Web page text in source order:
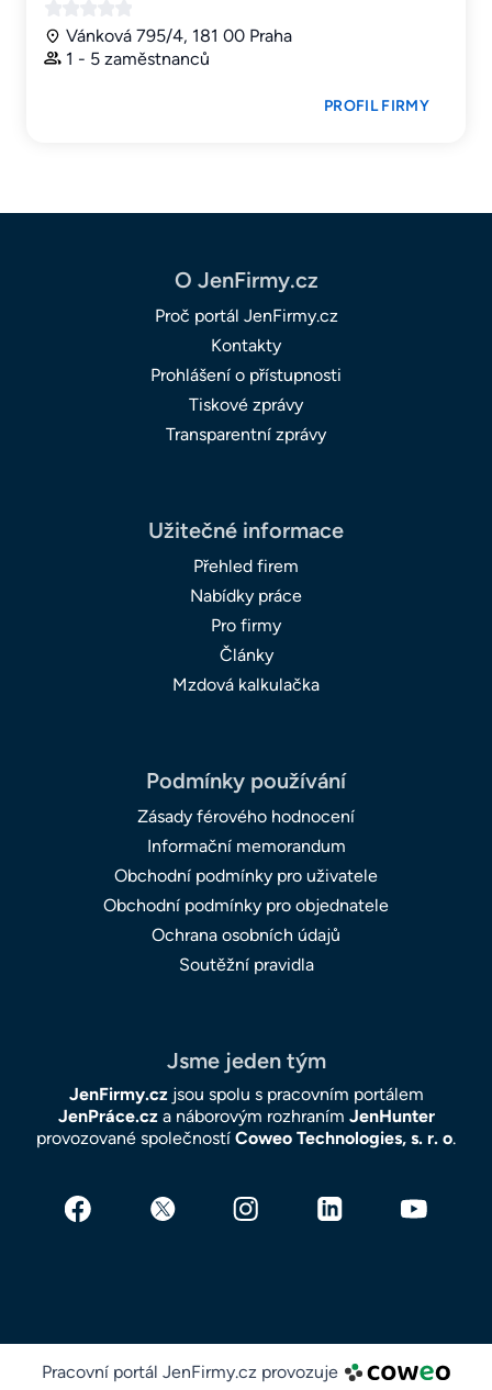
Vánková 795/4, 181 00 Praha
1 - 5 zaměstnanců
PROFIL FIRMY
O JenFirmy.cz
Proč portál JenFirmy.cz
Kontakty
Prohlášení o přístupnosti
Tiskové zprávy
Transparentní zprávy
Užitečné informace
Přehled firem
Nabídky práce
Pro firmy
Články
Mzdová kalkulačka
Podmínky používání
Zásady férového hodnocení
Informační memorandum
Obchodní podmínky pro uživatele
Obchodní podmínky pro objednatele
Ochrana osobních údajů
Soutěžní pravidla
Jsme jeden tým
JenFirmy.czjsou spolu s pracovním portálem
JenPráce.cza náborovým rozhraním JenHunter
provozované společností Coweo Technologies, s. r. o.
Pracovní portál JenFirmy.cz provozuje